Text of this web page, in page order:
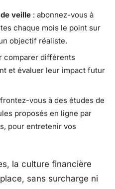
veille : abonnez-vous à
chaque mois le point sur
objectif réaliste.
comparer différents
et évaluer leur impact futur
vous à des études de
proposés en ligne par
pour entretenir vos
la culture financière
sans surcharge ni